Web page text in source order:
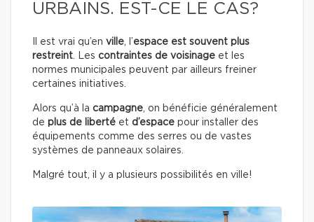
URBAINS. EST-CE LE CAS?
Il est vrai qu’en ville, l’espace est souvent plus
restreint. Les contraintes de voisinage et les
normes municipales peuvent par ailleurs freiner
certaines initiatives.
Alors qu’à la campagne, on bénéficie généralement
de plus de liberté et d’espace pour installer des
équipements comme des serres ou de vastes
systèmes de panneaux solaires.
Malgré tout, il y a plusieurs possibilités en ville!